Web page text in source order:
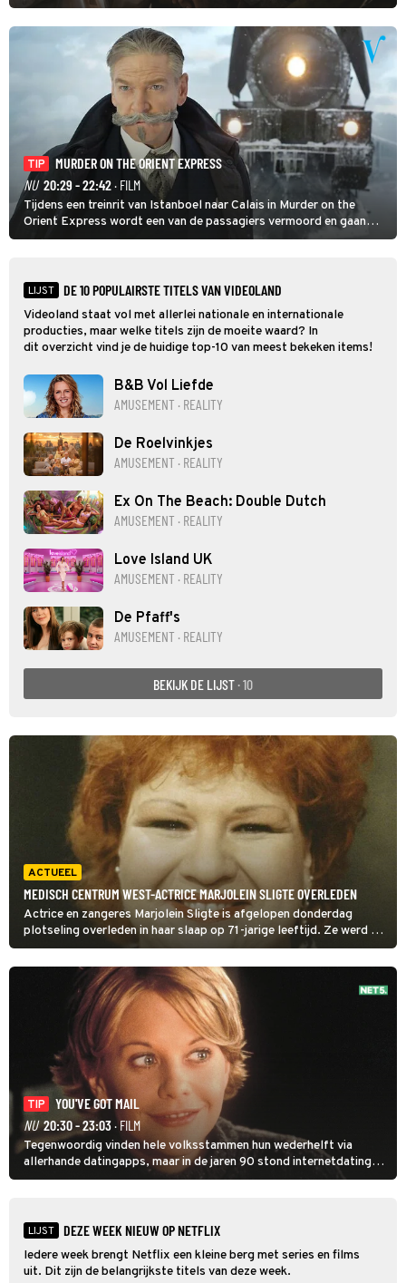
overleeft daar een aanval?
TIP
MURDER ON THE ORIENT EXPRESS
NU 20:29 - 22:42· FILM
Tijdens een treinrit van Istanboel naar Calais in Murder on the
Orient Express wordt een van de passagiers vermoord en gaan
detective Hercule Poirot en zijn snor uitzoeken wie van de andere
LIJST DE 10 POPULAIRSTE TITELS VAN VIDEOLAND
Videoland staat vol met allerlei nationale en internationale
producties, maar welke titels zijn de moeite waard? In
dit overzicht vind je de huidige top-10 van meest bekeken items!
B&B Vol Liefde
AMUSEMENT · REALITY
De Roelvinkjes
AMUSEMENT · REALITY
Ex On The Beach: Double Dutch
AMUSEMENT · REALITY
Love Island UK
AMUSEMENT · REALITY
De Pfaff's
AMUSEMENT · REALITY
BEKIJK DE LIJST · 10
ACTUEEL
MEDISCH CENTRUM WEST-ACTRICE MARJOLEIN SLIGTE OVERLEDEN
Actrice en zangeres Marjolein Sligte is afgelopen donderdag
plotseling overleden in haar slaap op 71-jarige leeftijd. Ze werd bij
het grote publiek vooral bekend door haar rol in Medisch Centrum
West.
TIP
YOU'VE GOT MAIL
NU 20:30 - 23:03· FILM
Tegenwoordig vinden hele volksstammen hun wederhelft via
allerhande datingapps, maar in de jaren 90 stond internetdating
nog in de kinderschoenen. In de film You've Got Mail zie je dat
LIJST DEZE WEEK NIEUW OP NETFLIX
Iedere week brengt Netflix een kleine berg met series en films
uit. Dit zijn de belangrijkste titels van deze week.